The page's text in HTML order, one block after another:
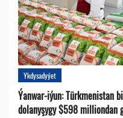
Ykdysadyýet
Ýanwar-iýun: Türkmenistan
dolanyşygy $598 milliondan